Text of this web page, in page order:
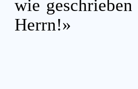
wie
Herrn!»